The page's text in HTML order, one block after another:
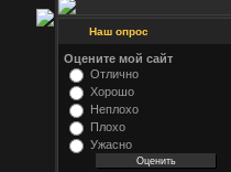
Наш опрос
Оцените мой сайт
Отлично
Хорошо
Неплохо
Плохо
Ужасно